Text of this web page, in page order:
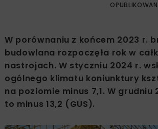
W porównaniu z końcem 2023 r.
budowlana rozpoczęła rok w
nastrojach. W styczniu 2024 r.
ogólnego klimatu koniunktury
na poziomie minus 7,1. W grudniu
to minus 13,2 (GUS).